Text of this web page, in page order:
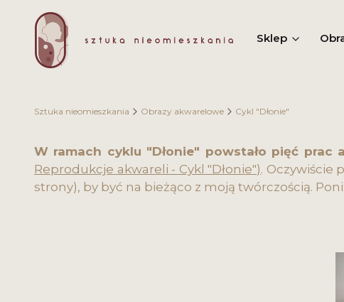
Sklep
Sztuka nieomieszkania Obrazy akwarelowe Cykl "Dłonie"
W ramach cyklu "Dłonie" powstało pięć prac
Reprodukcje akwareli - Cykl "Dłonie"). Oczywiście
strony), by być na bieżąco z moją twórczością.